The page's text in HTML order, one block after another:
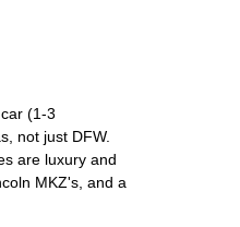
(1-3
not just DFW.
are luxury and
MKZ's, and a